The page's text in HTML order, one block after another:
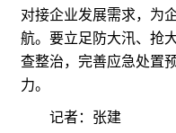
对接企业发展需求，为
航。要立足防大汛、抢
查整治，完善应急处置
力。
记者：张建